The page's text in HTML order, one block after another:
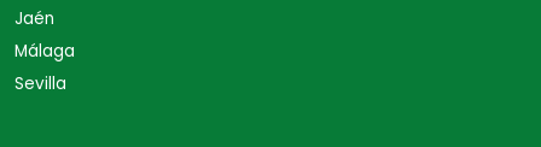
Jaén
Málaga
Sevilla